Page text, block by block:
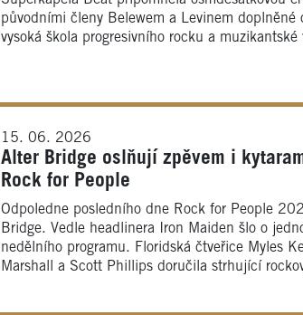
původními členy Belewem a Levinem doplněné
vysoká škola progresivního rocku a muzikantské
15. 06. 2026
Alter Bridge oslňují zpěvem i
Rock for People
Odpoledne posledního dne Rock for People
Bridge. Vedle headlinera Iron Maiden šlo o
nedělního programu. Floridská čtveřice Myles
Marshall a Scott Phillips doručila strhující